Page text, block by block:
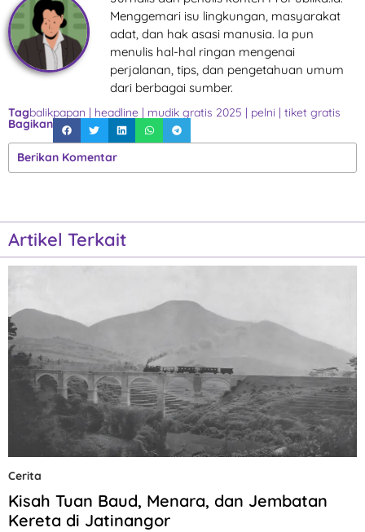
Menggemari isu lingkungan, masyarakat
adat, dan hak asasi manusia. Ia pun
menulis hal-hal ringan mengenai
perjalanan, tips, dan pengetahuan umum
dari berbagai sumber.
Tagbalikpapan | headline | mudik gratis 2025 | pelni | tiket gratis
Bagikan
Berikan Komentar
Artikel Terkait
Cerita
Kisah Tuan Baud, Menara, dan Jembatan
Kereta di Jatinangor